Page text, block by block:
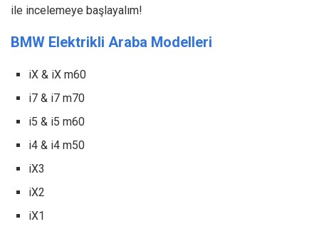
ile incelemeye başlayalım!
BMW Elektrikli Araba Modelleri
iX & iX m60
i7 & i7 m70
i5 & i5 m60
i4 & i4 m50
iX3
iX2
iX1